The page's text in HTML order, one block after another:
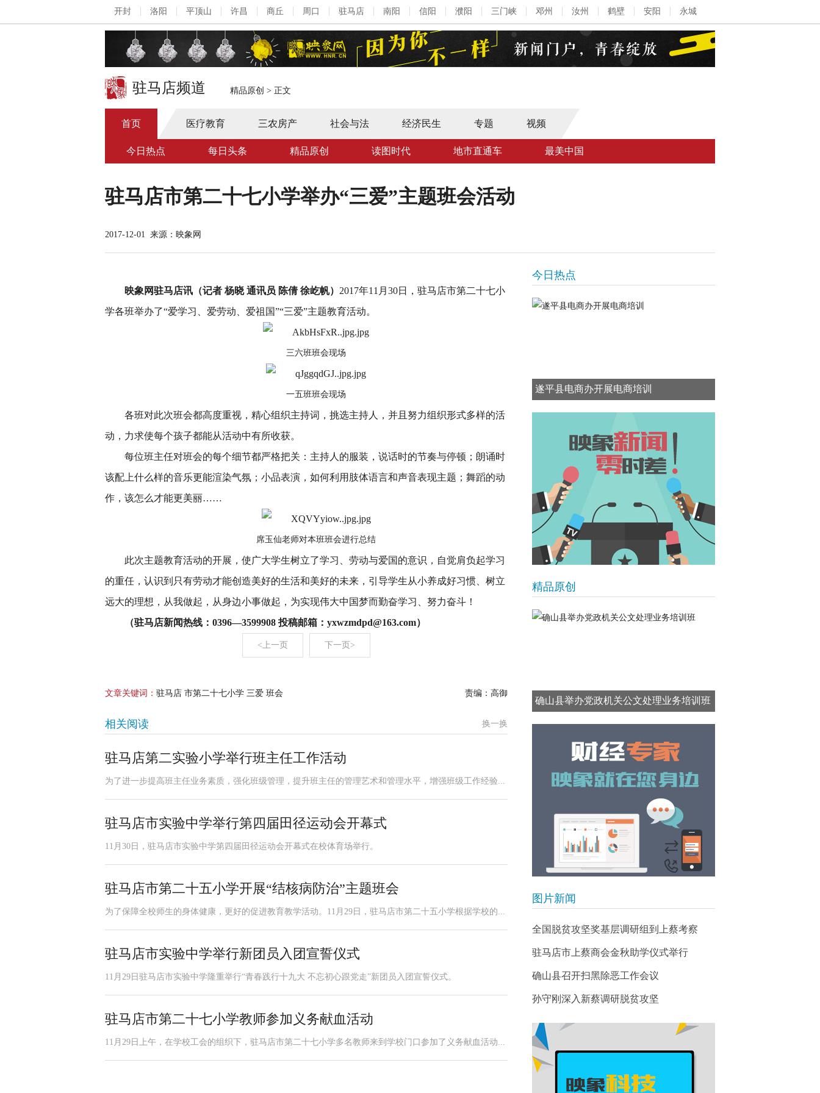
开封 洛阳 平顶山 许昌 商丘 周口 驻马店 南阳 信阳 濮阳 三门峡 邓州 汝州 鹤壁 安阳 永城
驻马店频道 精品原创 > 正文
首页 医疗教育 三农房产 社会与法 经济民生 专题 视频
今日热点 每日头条 精品原创 读图时代 地市直通车 最美中国
驻马店市第二十七小学举办“三爱”主题班会活动
2017-12-01 来源：映象网
映象网驻马店讯（记者 杨晓 通讯员 陈倩 徐屹帆） 2017年11月30日，驻马店市第二十七小
学各班举办了“爱学习、爱劳动、爱祖国”“三爱”主题教育活动。
三六班班会现场
一五班班会现场
各班对此次班会都高度重视，精心组织主持词，挑选主持人，并且努力组织形式多样的活
动，力求使每个孩子都能从活动中有所收获。
每位班主任对班会的每个细节都严格把关：主持人的服装，说话时的节奏与停顿；朗诵时
该配上什么样的音乐更能渲染气氛；小品表演，如何利用肢体语言和声音表现主题；舞蹈的动
作，该怎么才能更美丽……
席玉仙老师对本班班会进行总结
此次主题教育活动的开展，使广大学生树立了学习、劳动与爱国的意识，自觉肩负起学习
的重任，认识到只有劳动才能创造美好的生活和美好的未来，引导学生从小养成好习惯、树立
远大的理想，从我做起，从身边小事做起，为实现伟大中国梦而勤奋学习、努力奋斗！
（驻马店新闻热线：0396—3599908 投稿邮箱：yxwzmdpd@163.com）
<上一页 下一页>
文章关键词： 驻马店 市第二十七小学 三爱 班会 责编：高御
相关阅读 换一换
驻马店第二实验小学举行班主任工作活动
为了进一步提高班主任业务素质，强化班级管理，提升班主任的管理艺术和管理水平，增强班级工作经验...
驻马店市实验中学举行第四届田径运动会开幕式
11月30日，驻马店市实验中学第四届田径运动会开幕式在校体育场举行。
驻马店市第二十五小学开展“结核病防治”主题班会
为了保障全校师生的身体健康，更好的促进教育教学活动。11月29日，驻马店市第二十五小学根据学校的...
驻马店市实验中学举行新团员入团宣誓仪式
11月29日驻马店市实验中学隆重举行“青春践行十九大 不忘初心跟党走”新团员入团宣誓仪式。
驻马店市第二十七小学教师参加义务献血活动
11月29日上午，在学校工会的组织下，驻马店市第二十七小学多名教师来到学校门口参加了义务献血活动...
今日热点
遂平县电商办开展电商培训
精品原创
确山县举办党政机关公文处理业务培训班
图片新闻
全国脱贫攻坚奖基层调研组到上蔡考察
驻马店市上蔡商会金秋助学仪式举行
确山县召开扫黑除恶工作会议
孙守刚深入新蔡调研脱贫攻坚